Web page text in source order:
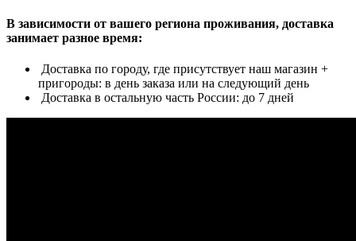
В зависимости от вашего региона проживания, доставка
занимает разное время:
Доставка по городу, где присутствует наш магазин +
пригороды: в день заказа или на следующий день
Доставка в остальную часть России: до 7 дней